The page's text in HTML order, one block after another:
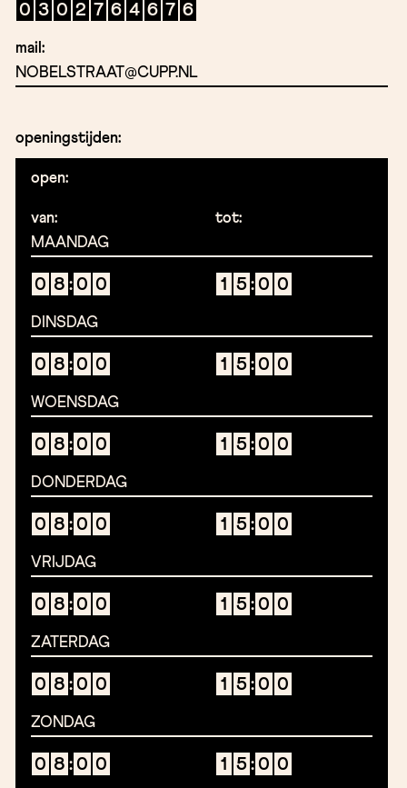
0 3 0 2 7 6 4 6 7 6
mail:
NOBELSTRAAT@CUPP.NL
openingstijden:
open:
van:
tot:
MAANDAG
0 8 : 0 0 1 5 : 0 0
DINSDAG
0 8 : 0 0 1 5 : 0 0
WOENSDAG
0 8 : 0 0 1 5 : 0 0
DONDERDAG
0 8 : 0 0 1 5 : 0 0
VRIJDAG
0 8 : 0 0 1 5 : 0 0
ZATERDAG
0 8 : 0 0 1 5 : 0 0
ZONDAG
0 8 : 0 0 1 5 : 0 0